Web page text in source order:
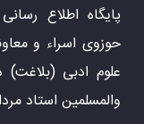
پایگاه اطلاع
حوزوی اسراء و
علوم ادبی (بلاغت)
والمسلمین استاد